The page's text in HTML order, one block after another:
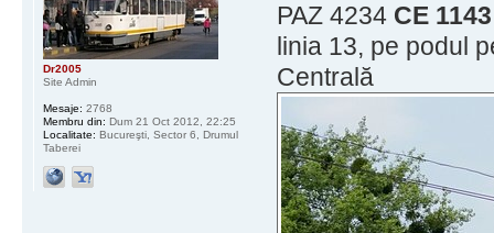
PAZ 4234 CE
linia 13, pe podul
Centrală
Dr2005
Site Admin
Mesaje: 2768
Membru din: Dum 21 Oct 2012, 22:25
Localitate: Bucureşti, Sector 6, Drumul
Taberei